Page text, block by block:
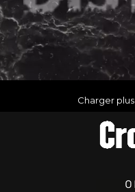
Charger plus